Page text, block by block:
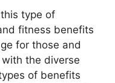
type of
fitness benefits
for those and
the diverse
of benefits